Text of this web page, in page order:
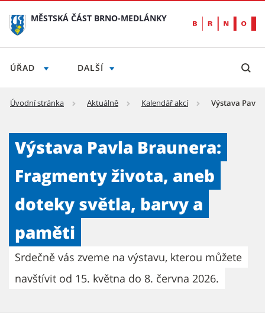
MĚSTSKÁ ČÁST BRNO-MEDLÁNKY
ÚŘAD DALŠÍ
Úvodní stránka Aktuálně Kalendář akcí Výstava
Výstava Pavla Braunera:
Fragmenty života, aneb
doteky světla, barvy a
paměti
Srdečně vás zveme na výstavu, kterou můžete
navštívit od 15. května do 8. června 2026.